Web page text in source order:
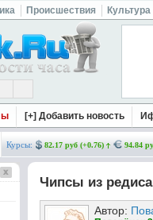
Происшествия Культура
[+] Добавить новость
Курсы: 82.17 руб (+0.76) 94.84
Чипсы из редиса
Автор: